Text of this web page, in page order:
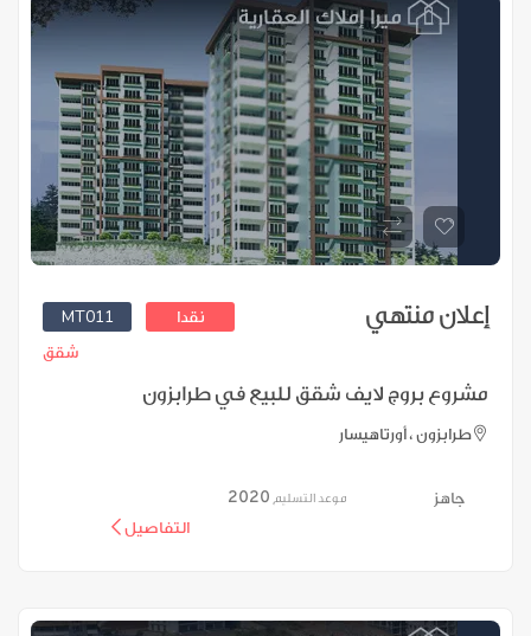
MT011 نقدا إعلان منتهي
شقق
مشروع بروج لايف شقق للبيع في طرابزون
طرابزون ، أورتاهيسار
موعد التسليم 2020
التفاصيل